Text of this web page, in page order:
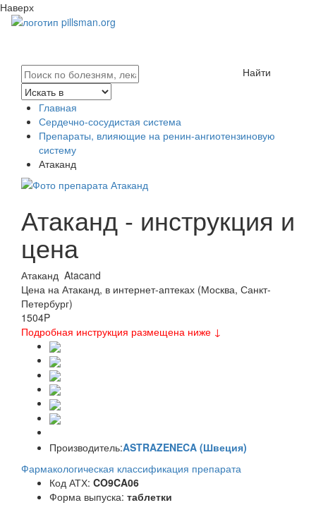
Наверх
Найти
Главная
Сердечно-сосудистая система
Препараты, влияющие на ренин-ангиотензиновую
систему
Атаканд
Атаканд - инструкция и
цена
Атаканд Atacand
Цена на Атаканд, в интернет-аптеках (Москва, Санкт-
Петербург)
1504P
Подробная инструкция размещена ниже ↓
Производитель:ASTRAZENECA (Швеция)
Фармакологическая классификация препарата
Код АТХ: CO9CA06
Форма выпуска: таблетки